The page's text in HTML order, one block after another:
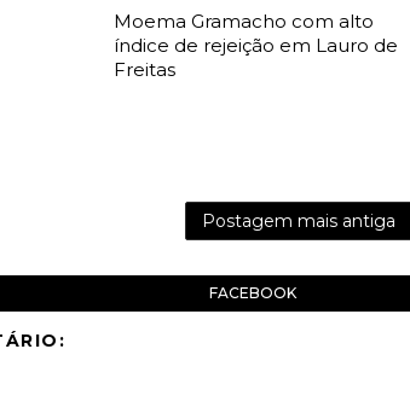
Moema Gramacho com alto
índice de rejeição em Lauro de
Freitas
Postagem mais antiga
FACEBOOK